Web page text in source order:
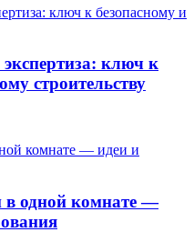
экспертиза: ключ к
строительству
в одной комнате —